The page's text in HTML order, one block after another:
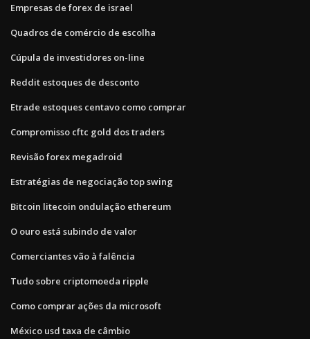
Empresas de forex de israel
Quadros de comércio de escolha
Cúpula de investidores on-line
Reddit estoques de desconto
Etrade estoques centavo como comprar
Compromisso cftc gold dos traders
Revisão forex megadroid
Estratégias de negociação top swing
Bitcoin litecoin ondulação ethereum
O ouro está subindo de valor
Comerciantes vão à falência
Tudo sobre criptomoeda ripple
Como comprar ações da microsoft
México usd taxa de câmbio